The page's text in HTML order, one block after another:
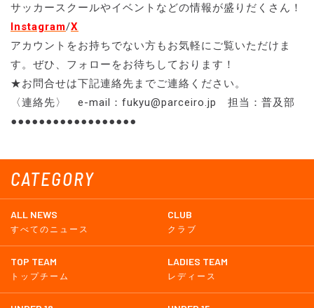
CATEGORY
ALL NEWS
すべてのニュース
CLUB
クラブ
TOP TEAM
トップチーム
LADIES TEAM
レディース
サッカースクールやイベントなどの情報が盛りだくさん！
Instagram/X
アカウントをお持ちでない方もお気軽にご覧いただけま
す。ぜひ、フォローをお待ちしております！
★お問合せは下記連絡先までご連絡ください。
〈連絡先〉 e-mail：fukyu@parceiro.jp 担当：普及部
●●●●●●●●●●●●●●●●●●